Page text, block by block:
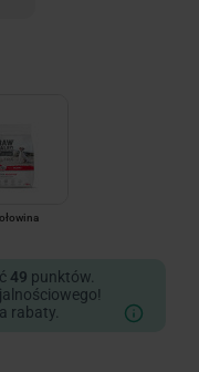
49 punktów.
rabaty.